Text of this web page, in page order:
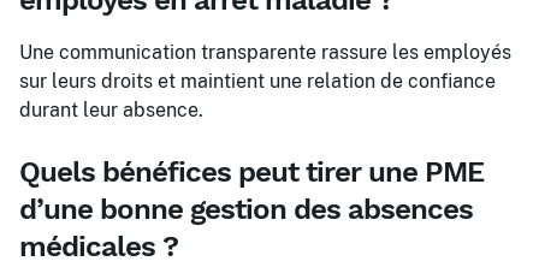
Une communication transparente rassure les employés
sur leurs droits et maintient une relation de confiance
durant leur absence.
Quels bénéfices peut tirer une PME
d’une bonne gestion des absences
médicales ?